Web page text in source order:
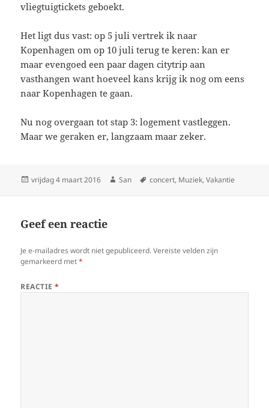
vliegtuigtickets geboekt.
Het ligt dus vast: op 5 juli vertrek ik naar
Kopenhagen om op 10 juli terug te keren: kan er
maar evengoed een paar dagen citytrip aan
vasthangen want hoeveel kans krijg ik nog om eens
naar Kopenhagen te gaan.
Nu nog overgaan tot stap 3: logement vastleggen.
Maar we geraken er, langzaam maar zeker.
Geplaatst
vrijdag 4 maart 2016 Auteur
San Tags
concert, Muziek,Vakantie
Geef een reactie
Je e-mailadres wordt niet gepubliceerd. Vereiste velden zijn
gemarkeerd met*
REACTIE*